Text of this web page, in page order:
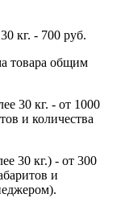
кг. - 700 руб.
товара общим
30 кг. - от 1000
и количества
30 кг.) - от 300
и